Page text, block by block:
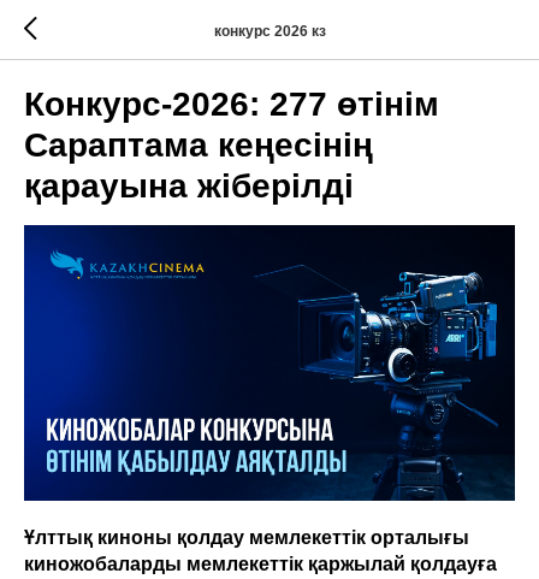
конкурс 2026 кз
Конкурс-2026: 277 өтінім
Сараптама кеңесінің
қарауына жіберілді
Ұлттық киноны қолдау мемлекеттік орталығы
киножобаларды мемлекеттік қаржылай қолдауға